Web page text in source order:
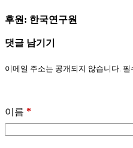
후원: 한국연구원
댓글 남기기
이메일 주소는 공개되지 않습니다. 필
이름 *